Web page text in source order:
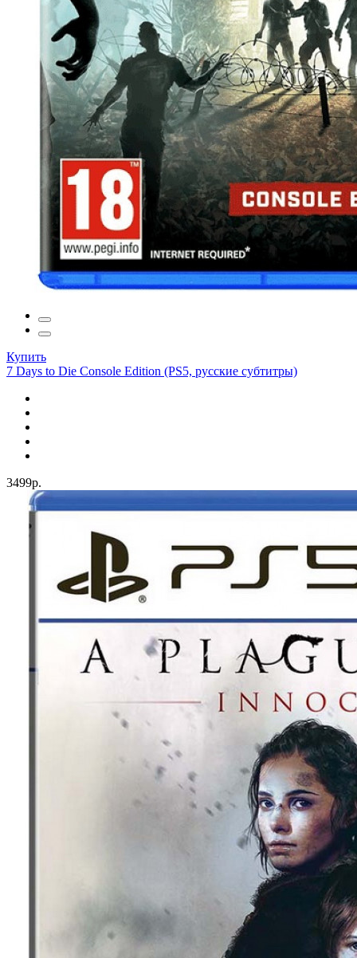
Купить
7 Days to Die Console Edition (PS5, русские субтитры)
3499р.